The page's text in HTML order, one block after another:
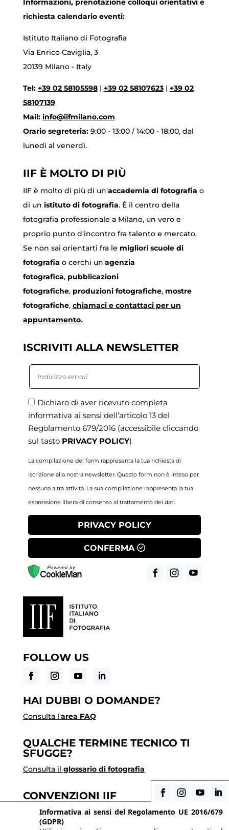
Informazioni, prenotazione colloqui orientativi e
richiesta calendario eventi:
Istituto Italiano di Fotografia
Via Enrico Caviglia, 3
20139 Milano - Italy
Tel: +39 02 58105598| +39 02 58107623| +39 02
58107139
Mail: info@iifmilano.com
Orario segreteria: 9:00 - 13:00 / 14:00 - 18:00, dal
lunedì al venerdì.
IIF È MOLTO DI PIÙ
IIF è molto di più di un'accademia di fotografia o
di un istituto di fotografia. È il centro della
fotografia professionale a Milano, un vero e
proprio punto d'incontro fra talento e mercato.
Se non sai orientarti fra le migliori scuole di
fotografia o cerchi un'agenzia
fotografica, pubblicazioni
fotografiche, produzioni fotografiche, mostre
fotografiche, chiamacie contattaci per un
appuntamento.
ISCRIVITI ALLA NEWSLETTER
Dichiaro di aver ricevuto completa
informativa ai sensi dell’articolo 13 del
Regolamento 679/2016 (accessibile cliccando
sul tasto PRIVACY POLICY)
La compilazione del form rappresenta la tua richiesta di
iscrizione alla nostra newsletter. Questo form non è inteso per
nessuna altra attività. La sua compilazione rappresenta la tua
espressione libera di consenso al trattamento dei dati.
PRIVACY POLICY
CONFERMA
FOLLOW US
HAI DUBBI O DOMANDE?
Consulta l'area FAQ
QUALCHE TERMINE TECNICO TI
SFUGGE?
Consulta il glossario di fotografia
CONVENZIONI IIF
Scopri i vantaggi di essere uno studente di IIF
Informativa ai sensi del Regolamento UE 2016/679
(GDPR)